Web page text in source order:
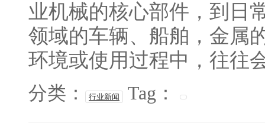
业机械的核心部件，到日
领域的车辆、船舶，金属
环境或使用过程中，往往
分类： 行业新闻 Tag：